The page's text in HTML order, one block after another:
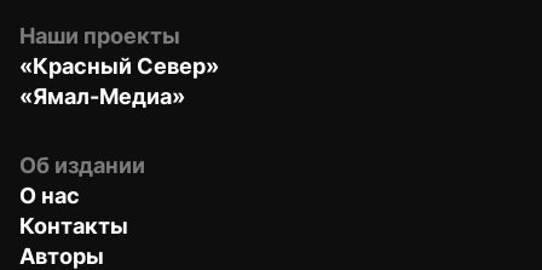
Наши проекты
«Красный Север»
«Ямал-Медиа»
Об издании
О нас
Контакты
Авторы